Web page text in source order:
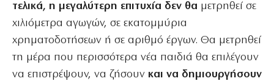
τελικά, η μεγαλύτερη επιτυχία δεν θα μετρηθεί σε
χιλιόμετρα αγωγών, σε εκατομμύρια
χρηματοδοτήσεων ή σε αριθμό έργων. Θα μετρηθεί
τη μέρα που περισσότερα νέα παιδιά θα επιλέγουν
να επιστρέψουν, να ζήσουν και να δημιουργήσουν